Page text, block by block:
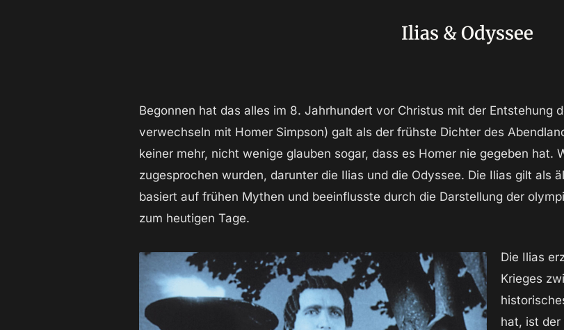
Ilias & Odyssee
Begonnen hat das alles im 8. Jahrhundert vor Christus mit der Entstehung
verwechseln mit Homer Simpson) galt als der frühste Dichter des
keiner mehr, nicht wenige glauben sogar, dass es Homer nie gegeben hat.
zugesprochen wurden, darunter die Ilias und die Odyssee. Die Ilias gilt als
basiert auf frühen Mythen und beeinflusste durch die Darstellung der
zum heutigen Tage.
Die Ilias
Krieges
hat, ist